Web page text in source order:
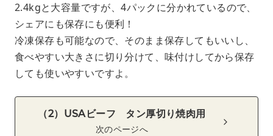
2.4kgと大容量ですが、4パックに分かれているので、
シェアにも保存にも便利！
冷凍保存も可能なので、そのまま保存してもいいし、
食べやすい大きさに切り分けて、味付けしてから保存
しても使いやすいですよ。
（2）USAビーフ タン厚切り焼肉用
次のページへ